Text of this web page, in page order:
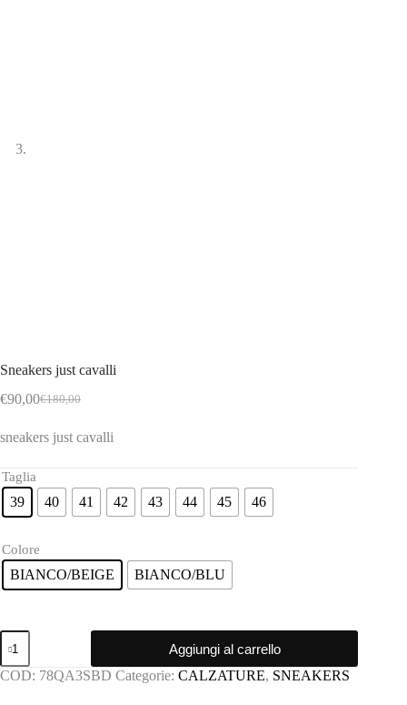
Sneakers just cavalli
€180,00
Il
originale
€90,00Il
attuale
sneakers just cavalli
Taglia
39 40 41 42 43 44 45 46
Colore
BIANCO/BEIGE BIANCO/BLU
Sneakers
just
cavalli
quantità
Aggiungi al carrello
COD: 78QA3SBD Categorie: CALZATURE, SNEAKERS